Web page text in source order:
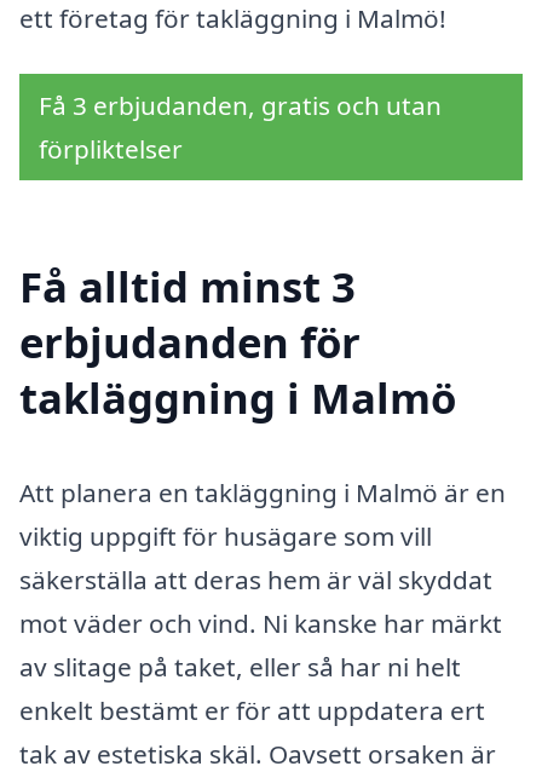
ett företag för takläggning i Malmö!
Få 3 erbjudanden, gratis och utan
förpliktelser
Få alltid minst 3
erbjudanden för
takläggning i Malmö
Att planera en takläggning i Malmö är en
viktig uppgift för husägare som vill
säkerställa att deras hem är väl skyddat
mot väder och vind. Ni kanske har märkt
av slitage på taket, eller så har ni helt
enkelt bestämt er för att uppdatera ert
tak av estetiska skäl. Oavsett orsaken är